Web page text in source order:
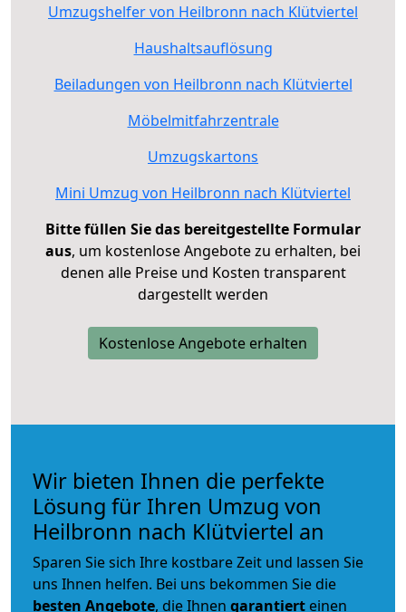
Umzugshelfer von Heilbronn nach Klütviertel
Haushaltsauflösung
Beiladungen von Heilbronn nach Klütviertel
Möbelmitfahrzentrale
Umzugskartons
Mini Umzug von Heilbronn nach Klütviertel
Bitte füllen Sie das bereitgestellte Formular
aus, um kostenlose Angebote zu erhalten, bei
denen alle Preise und Kosten transparent
dargestellt werden
Kostenlose Angebote erhalten
Wir bieten Ihnen die perfekte
Lösung für Ihren Umzug von
Heilbronn nach Klütviertel an
Sparen Sie sich Ihre kostbare Zeit und lassen Sie
uns Ihnen helfen. Bei uns bekommen Sie die
besten Angebote, die Ihnen garantiert einen